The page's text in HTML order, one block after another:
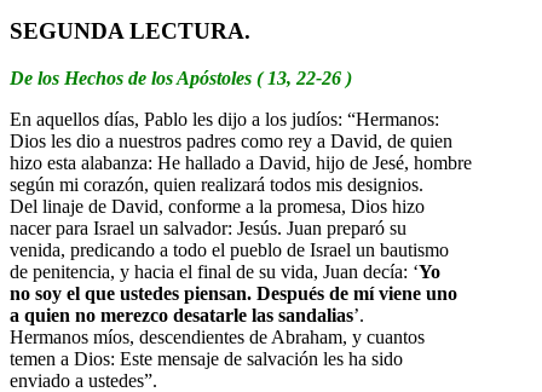
SEGUNDA LECTURA.
De los Hechos de los Apóstoles ( 13, 22-26 )
En aquellos días, Pablo les dijo a los judíos: “Hermanos:
Dios les dio a nuestros padres como rey a David, de quien
hizo esta alabanza: He hallado a David, hijo de Jesé, hombre
según mi corazón, quien realizará todos mis designios.
Del linaje de David, conforme a la promesa, Dios hizo
nacer para Israel un salvador: Jesús. Juan preparó su
venida, predicando a todo el pueblo de Israel un bautismo
de penitencia, y hacia el final de su vida, Juan decía: ‘Yo
no soy el que ustedes piensan. Después de mí viene uno
a quien no merezco desatarle las sandalias’.
Hermanos míos, descendientes de Abraham, y cuantos
temen a Dios: Este mensaje de salvación les ha sido
enviado a ustedes”.